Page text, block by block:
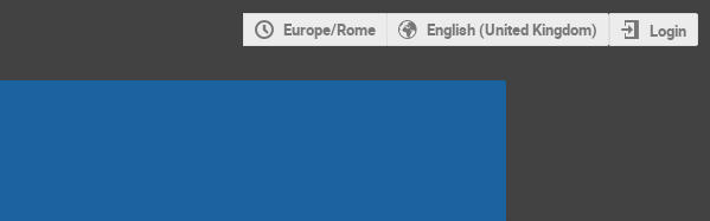
Europe/Rome English (United Kingdom) Login